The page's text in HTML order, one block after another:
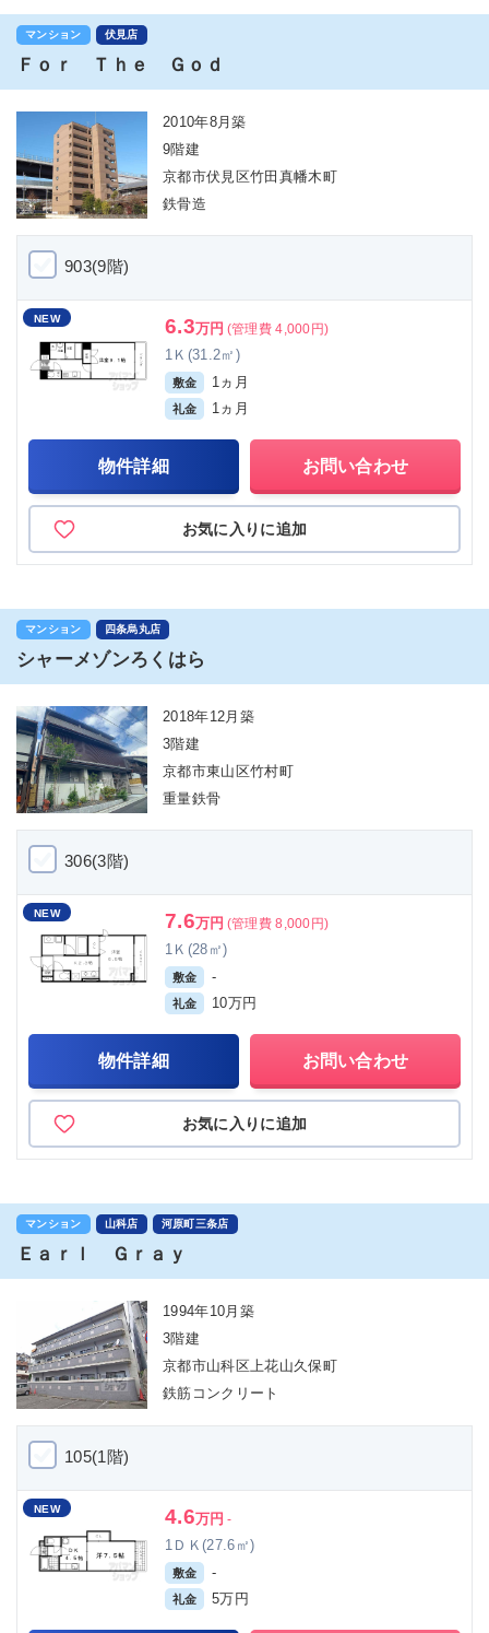
マンション 伏見店
Ｆｏｒ Ｔｈｅ Ｇｏｄ
2010年8月築
9階建
京都市伏見区竹田真幡木町
鉄骨造
903(9階)
NEW 6.3万円 (管理費 4,000円)
1Ｋ(31.2㎡)
敷金 1ヵ月
礼金 1ヵ月
物件詳細 お問い合わせ
お気に入りに追加
マンション 四条烏丸店
シャーメゾンろくはら
2018年12月築
3階建
京都市東山区竹村町
重量鉄骨
306(3階)
NEW 7.6万円 (管理費 8,000円)
1Ｋ(28㎡)
敷金 -
礼金 10万円
物件詳細 お問い合わせ
お気に入りに追加
マンション 山科店 河原町三条店
Ｅａｒｌ Ｇｒａｙ
1994年10月築
3階建
京都市山科区上花山久保町
鉄筋コンクリート
105(1階)
NEW 4.6万円 -
1ＤＫ(27.6㎡)
敷金 -
礼金 5万円